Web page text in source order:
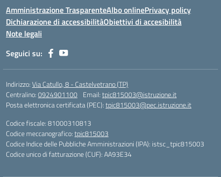
Amministrazione TrasparenteAlbo onlinePrivacy policy
Dichiarazione di accessibilitàObiettivi di accesibilità
Note legali
Seguici su:
Indirizzo:Via Catullo, 8 - Castelvetrano (TP)
Centralino:0924901100 Email:tpic815003@istruzione.it
Posta elettronica certificata (PEC):tpic815003@pec.istruzione.it
Codice fiscale: 81000310813
Codice meccanografico:tpic815003
Codice Indice delle Pubbliche Amministrazioni (IPA): istsc_tpic815003
Codice unico di fatturazione (CUF): AA93E34